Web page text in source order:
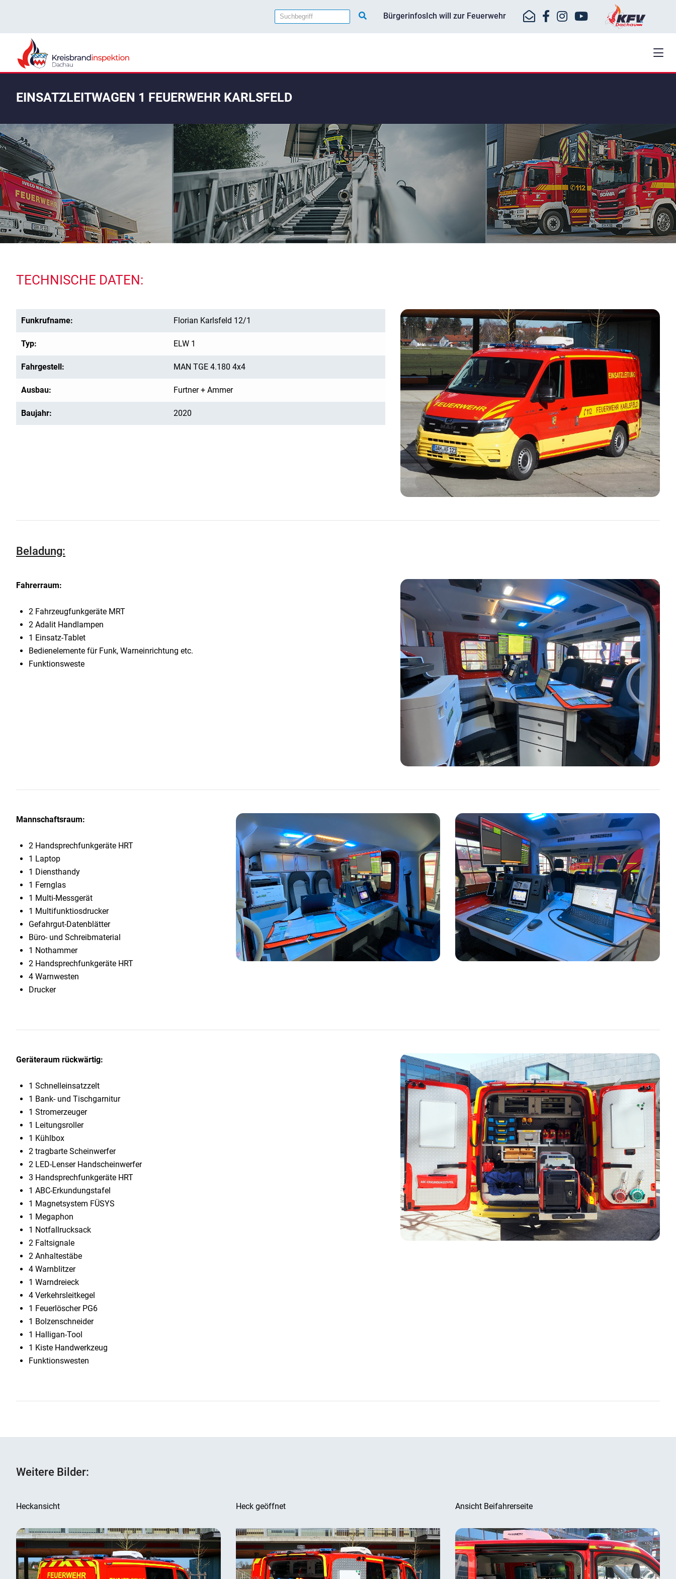
BürgerinfosIch will zur Feuerwehr
EINSATZLEITWAGEN 1 FEUERWEHR KARLSFELD
TECHNISCHE DATEN:
Funkrufname: Florian Karlsfeld 12/1
Typ: ELW 1
Fahrgestell: MAN TGE 4.180 4x4
Ausbau: Furtner + Ammer
Baujahr: 2020
Beladung:
Fahrerraum:
2 Fahrzeugfunkgeräte MRT
2 Adalit Handlampen
1 Einsatz-Tablet
Bedienelemente für Funk, Warneinrichtung etc.
Funktionsweste
Mannschaftsraum:
2 Handsprechfunkgeräte HRT
1 Laptop
1 Diensthandy
1 Fernglas
1 Multi-Messgerät
1 Multifunktiosdrucker
Gefahrgut-Datenblätter
Büro- und Schreibmaterial
1 Nothammer
2 Handsprechfunkgeräte HRT
4 Warnwesten
Drucker
Geräteraum rückwärtig:
1 Schnelleinsatzzelt
1 Bank- und Tischgarnitur
1 Stromerzeuger
1 Leitungsroller
1 Kühlbox
2 tragbarte Scheinwerfer
2 LED-Lenser Handscheinwerfer
3 Handsprechfunkgeräte HRT
1 ABC-Erkundungstafel
1 Magnetsystem FÜSYS
1 Megaphon
1 Notfallrucksack
2 Faltsignale
2 Anhaltestäbe
4 Warnblitzer
1 Warndreieck
4 Verkehrsleitkegel
1 Feuerlöscher PG6
1 Bolzenschneider
1 Halligan-Tool
1 Kiste Handwerkzeug
Funktionswesten
Weitere Bilder:
Heckansicht Heck geöffnet Ansicht Beifahrerseite